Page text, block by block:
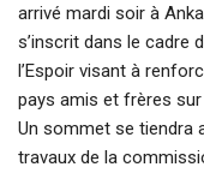
arrivé mardi soir à
s’inscrit dans le cadre
l’Espoir visant à
pays amis et frères
Un sommet se tiendra
travaux de la